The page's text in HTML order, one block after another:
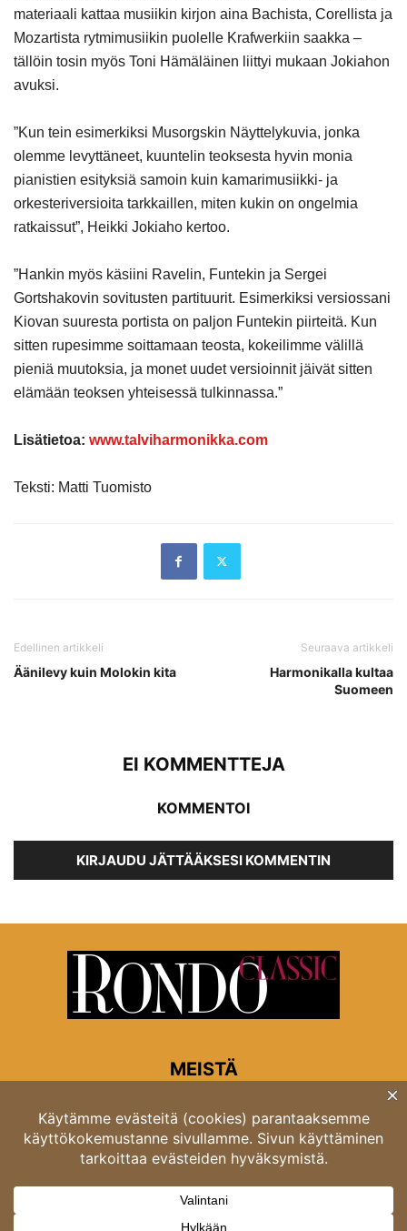
materiaali kattaa musiikin kirjon aina Bachista, Corellista ja
Mozartista rytmimusiikin puolelle Krafwerkiin saakka –
tällöin tosin myös Toni Hämäläinen liittyi mukaan Jokiahon
avuksi.
”Kun tein esimerkiksi Musorgskin Näyttelykuvia, jonka
olemme levyttäneet, kuuntelin teoksesta hyvin monia
pianistien esityksiä samoin kuin kamarimusiikki- ja
orkesteriversioita tarkkaillen, miten kukin on ongelmia
ratkaissut”, Heikki Jokiaho kertoo.
”Hankin myös käsiini Ravelin, Funtekin ja Sergei
Gortshakovin sovitusten partituurit. Esimerkiksi versiossani
Kiovan suuresta portista on paljon Funtekin piirteitä. Kun
sitten rupesimme soittamaan teosta, kokeilimme välillä
pieniä muutoksia, ja monet uudet versioinnit jäivät sitten
elämään teoksen yhteisessä tulkinnassa.”
Lisätietoa: www.talviharmonikka.com
Teksti: Matti Tuomisto
Edellinen artikkeli
Äänilevy kuin Molokin kita
Seuraava artikkeli
Harmonikalla kultaa
Suomeen
EI KOMMENTTEJA
KOMMENTOI
KIRJAUDU JÄTTÄÄKSESI KOMMENTIN
MEISTÄ
Rondon toimitus
Opastinsilta 6A 00520 Helsinki
Asiakaspalvelu: puh. 03 4246 5318
asiakaspalvelu@rondo.fi
Ota meihin yhteyttä:toimitus@rondo.fi